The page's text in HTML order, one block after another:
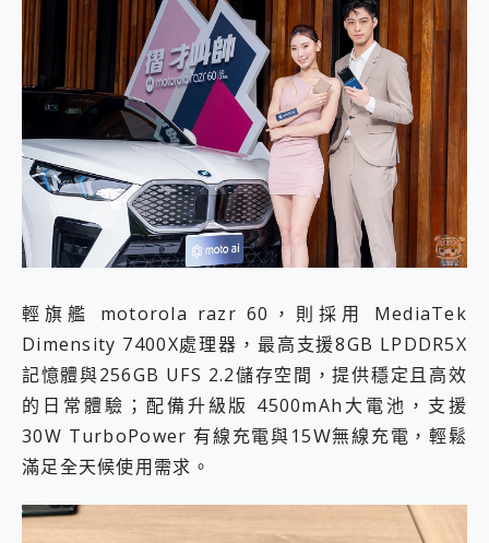
輕旗艦 motorola razr 60，則採用 MediaTek
Dimensity 7400X處理器，最高支援8GB LPDDR5X
記憶體與256GB UFS 2.2儲存空間，提供穩定且高效
的日常體驗；配備升級版 4500mAh大電池，支援
30W TurboPower 有線充電與15Ｗ無線充電，輕鬆
滿足全天候使用需求。